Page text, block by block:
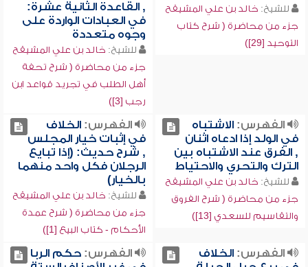
للشيخ: خالد بن علي المشيقح
جزء من محاضرة ( شرح كتاب
التوحيد [29])
, القاعدة الثانية عشرة:
في العبادات الواردة على
وجوه متعددة
للشيخ: خالد بن علي المشيقح
جزء من محاضرة ( شرح تحفة
أهل الطلب في تجريد قواعد ابن
رجب [3])
الفهرس:الاشتباه
في الولد إذا ادعاه اثنان
, الفرق عند الاشتباه بين
الترك والتحري والاحتياط
للشيخ: خالد بن علي المشيقح
جزء من محاضرة ( شرح الفروق
والتقاسيم للسعدي [13])
الفهرس:الخلاف
في إثبات خيار المجلس
, شرح حديث: (إذا تبايع
الرجلان فكل واحد منهما
بالخيار)
للشيخ: خالد بن علي المشيقح
جزء من محاضرة ( شرح عمدة
الأحكام - كتاب البيع [1])
الفهرس:الخلاف
الفهرس:حكم الربا